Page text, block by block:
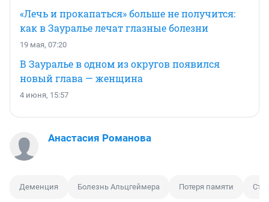
«Лечь и прокапаться» больше не получится:
как в Зауралье лечат глазные болезни
19 мая, 07:20
В Зауралье в одном из округов появился
новый глава — женщина
4 июня, 15:57
Анастасия Романова
Деменция Болезнь Альцгеймера Потеря памяти